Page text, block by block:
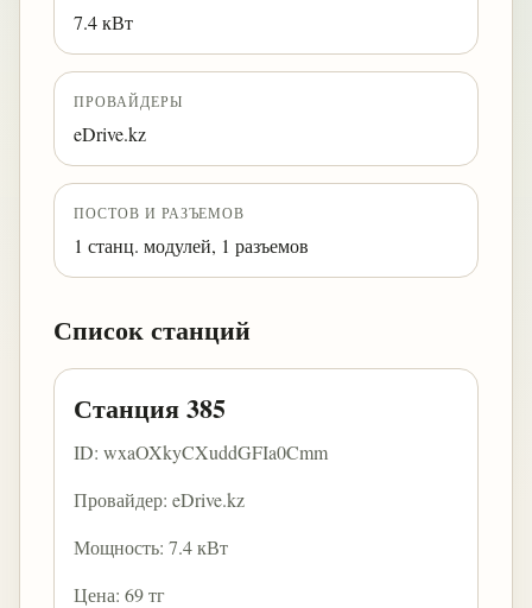
7.4 кВт
ПРОВАЙДЕРЫ
eDrive.kz
ПОСТОВ И РАЗЪЕМОВ
1 станц. модулей, 1 разъемов
Список станций
Станция 385
ID: wxaOXkyCXuddGFIa0Cmm
Провайдер: eDrive.kz
Мощность: 7.4 кВт
Цена: 69 тг